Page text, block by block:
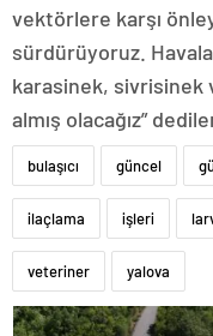
vektörlere karşı
sürdürüyoruz.
karasinek, sivrisinek
almış olacağız”
bulaşıcı güncel
ilaçlama işleri
veteriner yalova